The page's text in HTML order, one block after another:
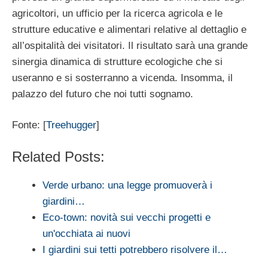
agricoltori, un ufficio per la ricerca agricola e le
strutture educative e alimentari relative al dettaglio e
all’ospitalità dei visitatori. Il risultato sarà una grande
sinergia dinamica di strutture ecologiche che si
useranno e si sosterranno a vicenda. Insomma, il
palazzo del futuro che noi tutti sognamo.
Fonte: [Treehugger]
Related Posts:
Verde urbano: una legge promuoverà i
giardini…
Eco-town: novità sui vecchi progetti e
un'occhiata ai nuovi
I giardini sui tetti potrebbero risolvere il…